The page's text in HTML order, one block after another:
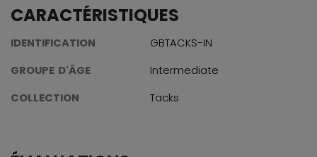
CARACTÉRISTIQUES
IDENTIFICATION
GBTACKS-IN
GROUPE D'ÂGE
Intermediate
COLLECTION
Tacks